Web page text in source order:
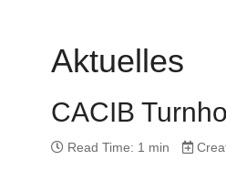
Aktuelles
CACIB
Read Time: 1 min